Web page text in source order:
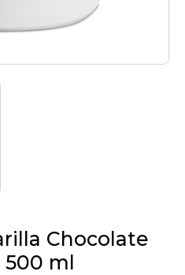
Chocolate
500 ml